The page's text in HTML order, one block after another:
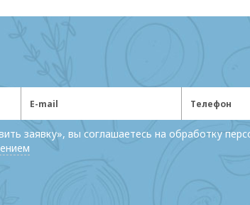
заявку», вы соглашаетесь на обработку